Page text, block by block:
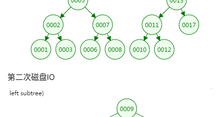
第二次磁盘IO